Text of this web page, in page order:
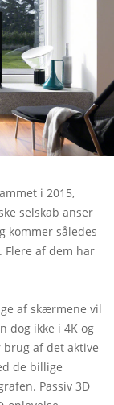
i 2015,
selskab anser
kommer således
Flere af dem har
af skærmene vil
dog ikke i 4K og
af det aktive
de billige
Passiv 3D